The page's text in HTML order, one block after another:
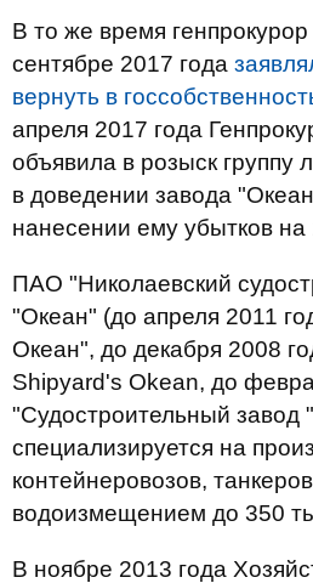
В то же время
сентябре 2017 года
вернуть в
апреля 2017 года
объявила в розыск группу
в доведении завода
нанесении ему убытков на
ПАО "Николаевский
"Океан" (до апреля 2011
Океан", до декабря 2008
Shipyard's Okean, до
"Судостроительный завод
специализируется на
контейнеровозов,
водоизмещением до 350
В ноябре 2013 года